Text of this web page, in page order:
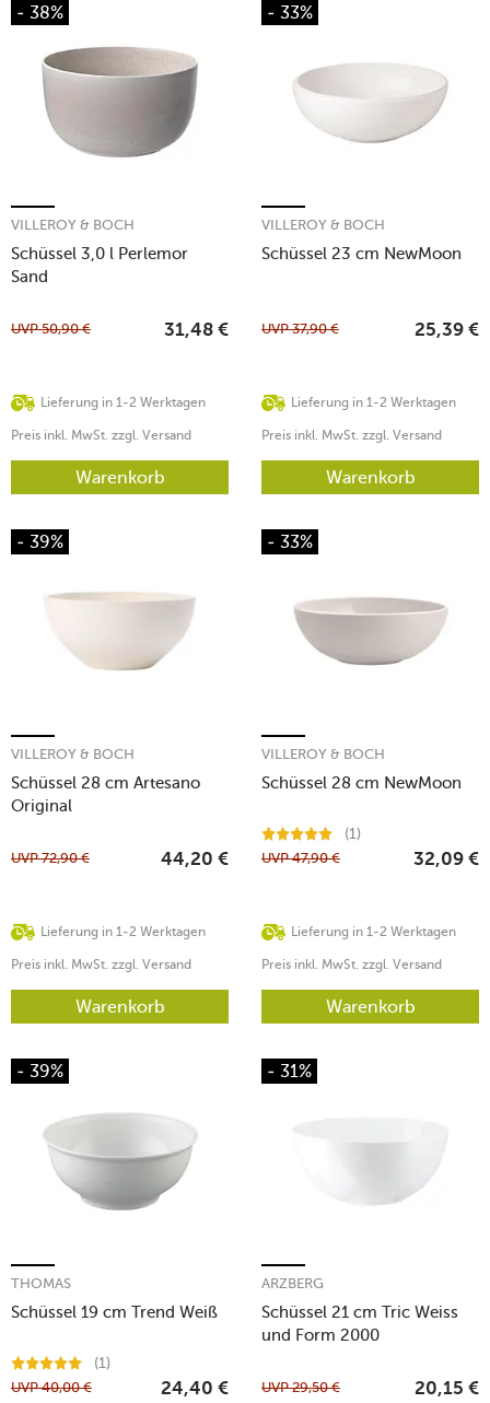
- 38%
Schüssel 3,0 l Perlemor
Sand
VILLEROY & BOCH
Lieferung in 1-2 Werktagen
UVP50,90 € 31,48 €
Preis inkl. MwSt. zzgl. Versand
Warenkorb
- 33%
Schüssel 23 cm NewMoon
VILLEROY & BOCH
Lieferung in 1-2 Werktagen
UVP37,90 € 25,39 €
Preis inkl. MwSt. zzgl. Versand
Warenkorb
- 39%
Schüssel 28 cm Artesano
Original
VILLEROY & BOCH
Lieferung in 1-2 Werktagen
UVP72,90 € 44,20 €
Preis inkl. MwSt. zzgl. Versand
Warenkorb
- 33%
Schüssel 28 cm NewMoon
VILLEROY & BOCH
(1)
Lieferung in 1-2 Werktagen
UVP47,90 € 32,09 €
Preis inkl. MwSt. zzgl. Versand
Warenkorb
- 39%
Schüssel 19 cm Trend Weiß
THOMAS
(1)
UVP40,00 € 24,40 €
- 31%
Schüssel 21 cm Tric Weiss
und Form 2000
ARZBERG
UVP29,50 € 20,15 €